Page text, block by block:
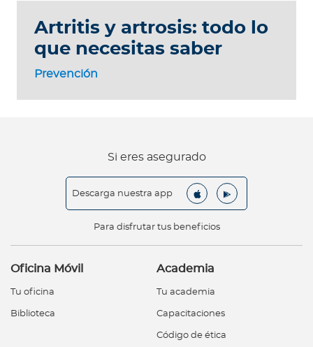
Prevención
Artritis y artrosis: todo lo
que necesitas saber
Si eres asegurado
Descarga nuestra app
Para disfrutar tus beneficios
Oficina Móvil
Tu oficina
Biblioteca
Academia
Tu academia
Capacitaciones
Código de ética